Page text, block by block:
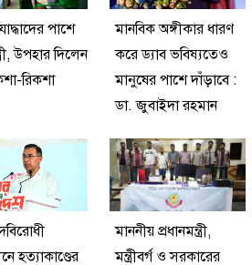
পাশে
উপহার দিলেন
রিকশা
মানবিক অঙ্গীকার ধারণ
করে ড্যাব ভবিষ্যতেও
মানুষের পাশে দাঁড়াবে :
ডা. জুবাইদা রহমান
হত্যাকাণ্ডের
মাননীয় প্রধানমন্ত্রী,
মন্ত্রীবর্গ ও সরকারের